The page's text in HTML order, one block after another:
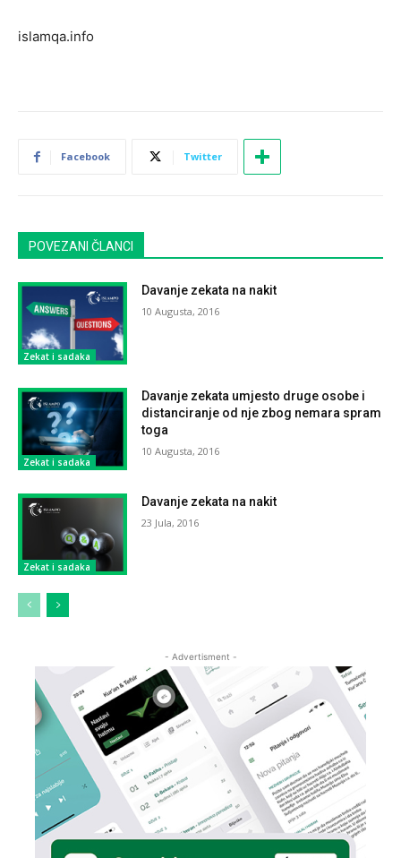
islamqa.info
Facebook Twitter
POVEZANI ČLANCI
Zekat i sadaka
Davanje zekata na nakit
10 Augusta, 2016
Zekat i sadaka
Davanje zekata umjesto druge osobe i
distanciranje od nje zbog nemara spram
toga
10 Augusta, 2016
Zekat i sadaka
Davanje zekata na nakit
23 Jula, 2016
- Advertisment -